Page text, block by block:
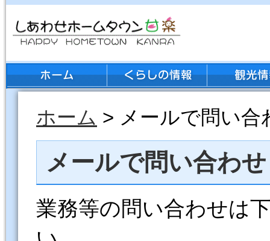
ホーム > メールで問い合
メールで問い合わせ
業務等の問い合わせは